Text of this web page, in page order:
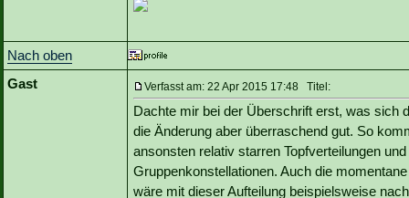
Nach oben
Gast
Verfasst am: 22 Apr 2015 17:48 Titel:
Dachte mir bei der Überschrift erst, was sich
die Änderung aber überraschend gut. So
ansonsten relativ starren Topfverteilungen
Gruppenkonstellationen. Auch die
wäre mit dieser Aufteilung beispielsweise